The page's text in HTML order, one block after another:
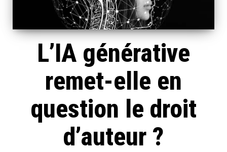
L’IA générative
remet-elle en
question le droit
d’auteur ?